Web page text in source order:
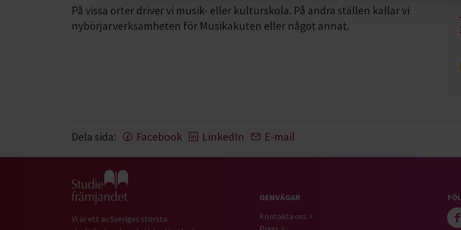
På vissa orter driver vi musik- eller kulturskola. På andra ställen kallar vi
nybörjarverksamheten för Musikakuten eller något annat.
Dela sida: Facebook LinkedIn E-mail
Gå till studiefrämjandets startsida
Vi är ett av Sveriges största
GENVÄGAR
Kontakta oss